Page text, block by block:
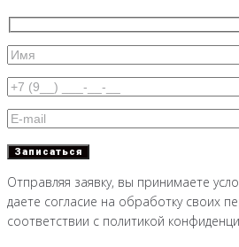
Отправляя заявку, вы принимаете
даете согласие на обработку своих
соответствии с политикой